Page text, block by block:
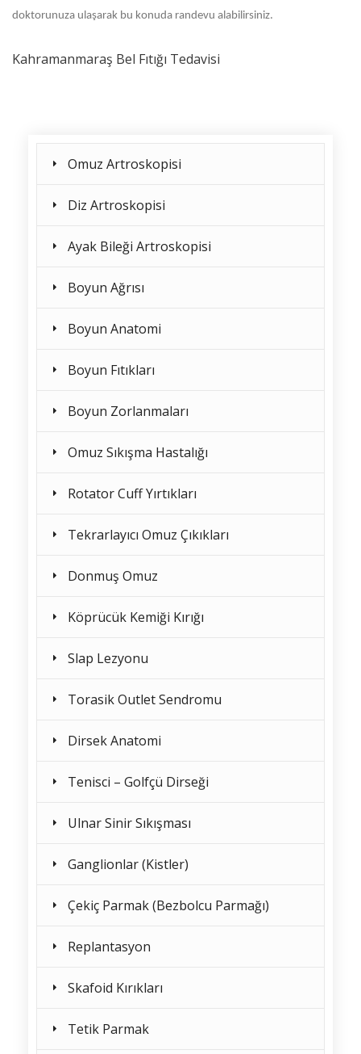
doktorunuza ulaşarak bu konuda randevu alabilirsiniz.
Kahramanmaraş Bel Fıtığı Tedavisi
Omuz Artroskopisi
Diz Artroskopisi
Ayak Bileği Artroskopisi
Boyun Ağrısı
Boyun Anatomi
Boyun Fıtıkları
Boyun Zorlanmaları
Omuz Sıkışma Hastalığı
Rotator Cuff Yırtıkları
Tekrarlayıcı Omuz Çıkıkları
Donmuş Omuz
Köprücük Kemiği Kırığı
Slap Lezyonu
Torasik Outlet Sendromu
Dirsek Anatomi
Tenisci – Golfçü Dirseği
Ulnar Sinir Sıkışması
Ganglionlar (Kistler)
Çekiç Parmak (Bezbolcu Parmağı)
Replantasyon
Skafoid Kırıkları
Tetik Parmak